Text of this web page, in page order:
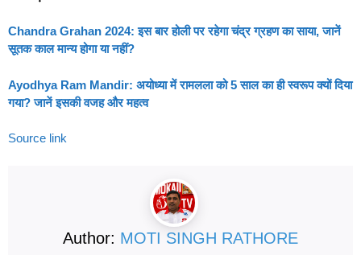
Chandra Grahan 2024: इस बार होली पर रहेगा चंद्र ग्रहण का साया, जानें
सूतक काल मान्य होगा या नहीं?
Ayodhya Ram Mandir: अयोध्या में रामलला को 5 साल का ही स्वरूप क्यों दिया
गया? जानें इसकी वजह और महत्व
Source link
Author: MOTI SINGH RATHORE